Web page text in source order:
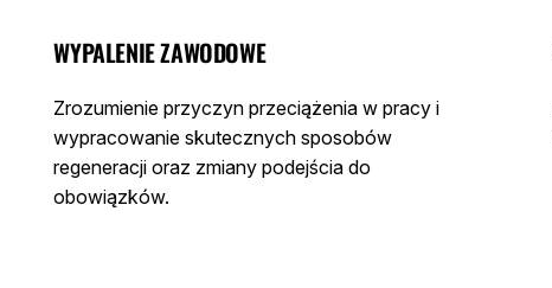
WYPALENIE ZAWODOWE
Zrozumienie przyczyn przeciążenia w pracy i
wypracowanie skutecznych sposobów
regeneracji oraz zmiany podejścia do
obowiązków.